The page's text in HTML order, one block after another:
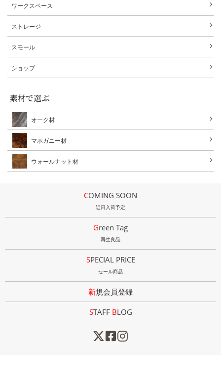
ワークスペース
ストレージ
スモール
ショップ
素材で選ぶ
オーク材
マホガニー材
ウォールナット材
COMING SOON
近日入荷予定
Green Tag
再生良品
SPECIAL PRICE
セール商品
新規会員登録
STAFF BLOG